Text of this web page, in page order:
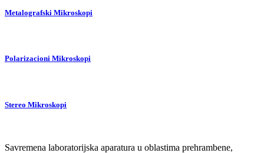
Metalografski Mikroskopi
Polarizacioni Mikroskopi
Stereo Mikroskopi
Savremena laboratorijska aparatura u oblastima prehrambene,